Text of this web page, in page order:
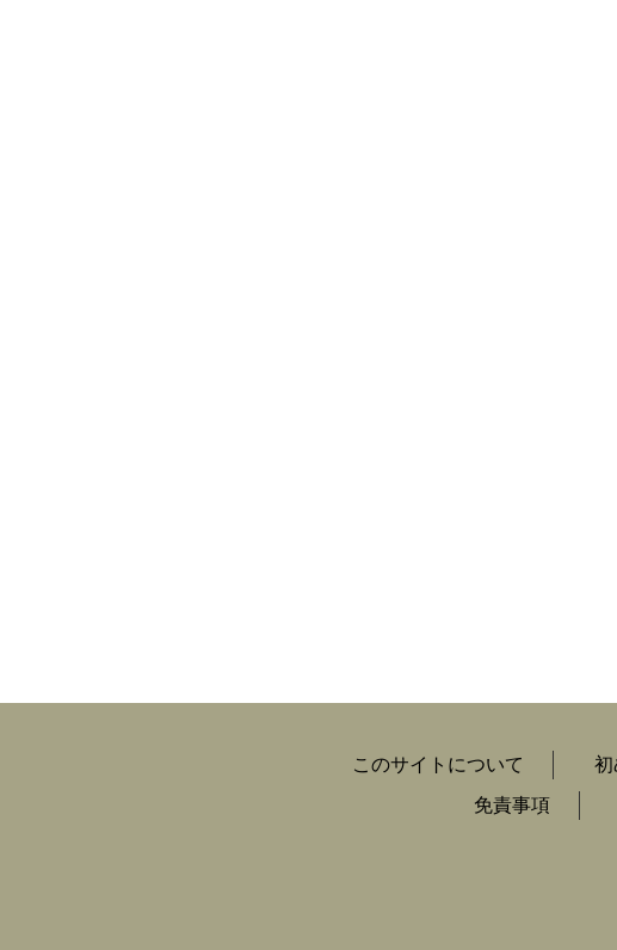
このサイトについて 初
免責事項